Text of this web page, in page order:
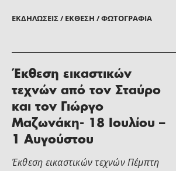
ΕΚΔΗΛΏΣΕΙΣ / ΈΚΘΕΣΗ / ΦΩΤΟΓΡΑΦΊΑ
Έκθεση εικαστικών
τεχνών από τον Σταύρο
και τον Γιώργο
Μαζωνάκη- 18 Ιουλίου –
1 Αυγούστου
Έκθεση εικαστικών τεχνών Πέµπτη